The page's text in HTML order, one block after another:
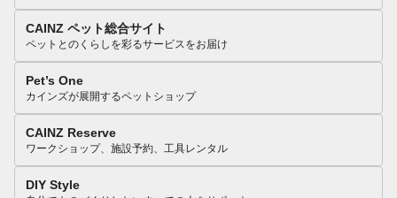
CAINZ ペット総合サイト
ペットとのくらしを彩るサービスをお届け
Pet’s One
カインズが展開するペットショップ
CAINZ Reserve
ワークショップ、施設予約、工具レンタル
DIY Style